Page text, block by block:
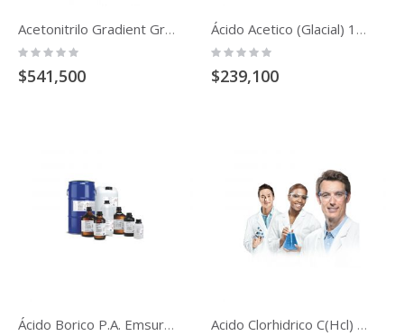
Acetonitrilo Gradient Grade Para Cromatografia De Liquidos Lichrosolv Reag. Ph Eur (4l)
Rating:
0%
$541,500
Ácido Acetico (Glacial) 100% Anhidro P.A. Emsure® Acs,Iso,Reag. Ph Eur
Rating:
0%
$239,100
Ácido Borico P.A. Emsure® Acs,Iso,Reag. Ph Eur (1kg) Acido Clorhidrico C(Hcl) = 0.1 Mol/L (0.1 N) Titripur 1 L (Acido Clorhidrico)